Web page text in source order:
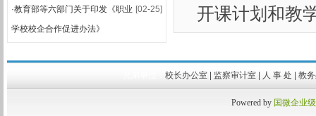
[02-25]
·教育部等六部门关于印发《职业
学校校企合作促进办法》
开课计划和教
校长办公室| 监察审计室| 人 事 处 教
Powered by 国微企业